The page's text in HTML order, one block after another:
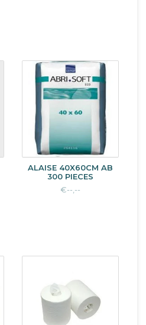
ALAISE 40X60CM AB
300 PIECES
€--,--